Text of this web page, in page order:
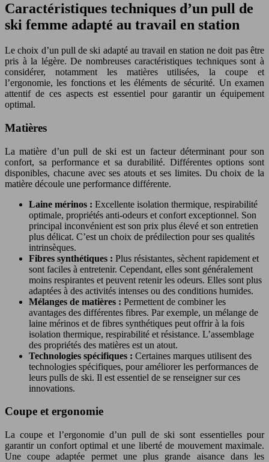
Caractéristiques techniques d’un pull de
ski femme adapté au travail en station
Le choix d’un pull de ski adapté au travail en station ne doit pas être
pris à la légère. De nombreuses caractéristiques techniques sont à
considérer, notamment les matières utilisées, la coupe et
l’ergonomie, les fonctions et les éléments de sécurité. Un examen
attentif de ces aspects est essentiel pour garantir un équipement
optimal.
Matières
La matière d’un pull de ski est un facteur déterminant pour son
confort, sa performance et sa durabilité. Différentes options sont
disponibles, chacune avec ses atouts et ses limites. Du choix de la
matière découle une performance différente.
Laine mérinos : Excellente isolation thermique, respirabilité
optimale, propriétés anti-odeurs et confort exceptionnel. Son
principal inconvénient est son prix plus élevé et son entretien
plus délicat. C’est un choix de prédilection pour ses qualités
intrinsèques.
Fibres synthétiques : Plus résistantes, sèchent rapidement et
sont faciles à entretenir. Cependant, elles sont généralement
moins respirantes et peuvent retenir les odeurs. Elles sont plus
adaptées à des activités intenses ou des conditions humides.
Mélanges de matières : Permettent de combiner les
avantages des différentes fibres. Par exemple, un mélange de
laine mérinos et de fibres synthétiques peut offrir à la fois
isolation thermique, respirabilité et résistance. L’assemblage
des propriétés des matières est un atout.
Technologies spécifiques : Certaines marques utilisent des
technologies spécifiques, pour améliorer les performances de
leurs pulls de ski. Il est essentiel de se renseigner sur ces
innovations.
Coupe et ergonomie
La coupe et l’ergonomie d’un pull de ski sont essentielles pour
garantir un confort optimal et une liberté de mouvement maximale.
Une coupe adaptée permet une plus grande aisance dans les